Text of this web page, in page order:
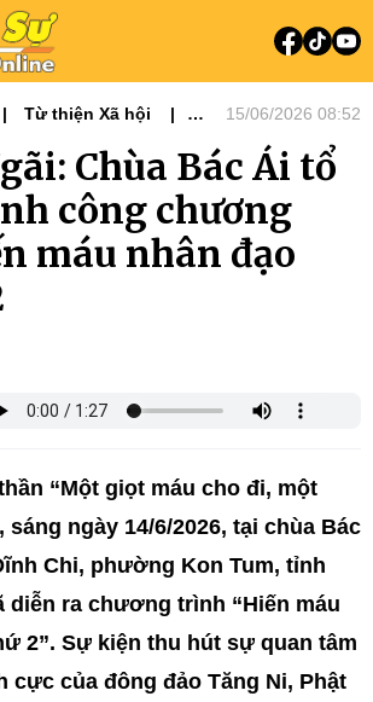
Từ thiện Xã hội
15/06/2026 08:52
Chùa Bác Ái tổ
công chương
máu nhân đạo
“Một giọt máu cho đi, một
ngày 14/6/2026, tại chùa Bác
Chi, phường Kon Tum, tỉnh
diễn ra chương trình “Hiến máu
2”. Sự kiện thu hút sự quan tâm
cực của đông đảo Tăng Ni, Phật